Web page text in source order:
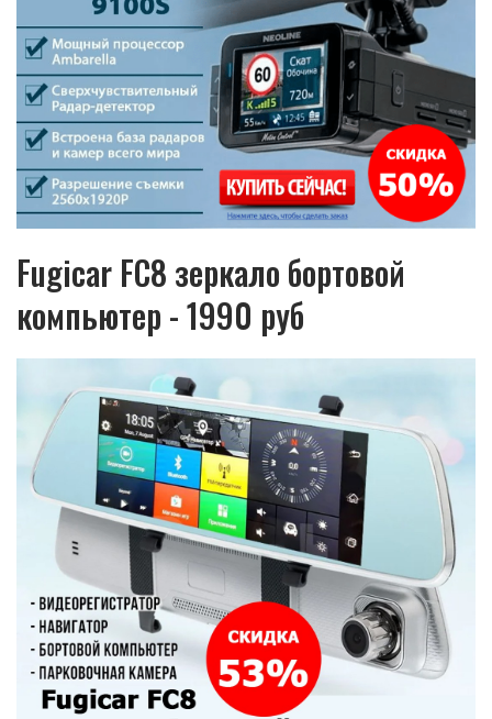
Fugicar FC8 зеркало бортовой
компьютер - 1990 руб